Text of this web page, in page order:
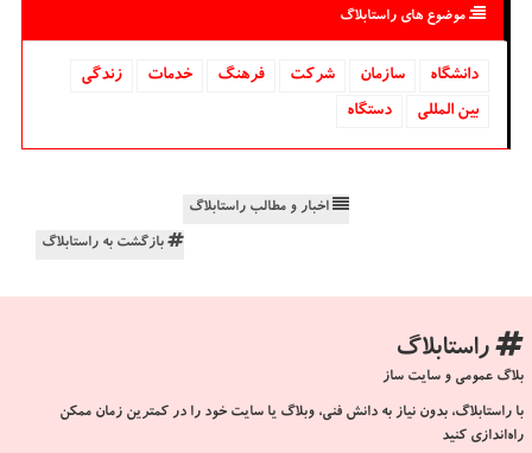
موضوع های راستابلاگ
دانشگاه‌ سازمان شركت فرهنگ خدمات
زندگی
بین المللی
دستگاه
اخبار و مطالب راستابلاگ
بازگشت به راستابلاگ
راستابلاگ
بلاگ عمومی و سایت ساز
با راستابلاگ، بدون نیاز به دانش فنی، وبلاگ یا سایت خود را در کمترین زمان ممکن
راه‌اندازی کنید